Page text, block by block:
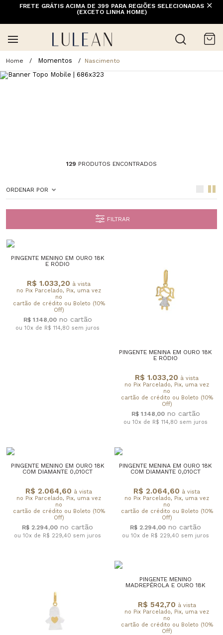
FRETE GRÁTIS ACIMA DE 399 PARA REGIÕES SELECIONADAS
(EXCETO LINHA HOME)
Momentos Nascimento
129 PRODUTOS ENCONTRADOS
ORDENAR POR
FILTRAR
PINGENTE MENINO EM OURO 18K
E RÓDIO
R$ 1.033,20 à vista
no Pix Parcelado, Pix, uma vez
no
cartão de crédito ou Boleto (10%
Off)
R$ 1.148,00
ou 10x de R$ 114,80 sem juros
PINGENTE MENINA EM OURO 18K
E RÓDIO
R$ 1.033,20 à vista
no Pix Parcelado, Pix, uma vez
no
cartão de crédito ou Boleto (10%
Off)
R$ 1.148,00
ou 10x de R$ 114,80 sem juros
PINGENTE MENINO EM OURO 18K
COM DIAMANTE 0,010CT
R$ 2.064,60 à vista
no Pix Parcelado, Pix, uma vez
no
cartão de crédito ou Boleto (10%
Off)
R$ 2.294,00
ou 10x de R$ 229,40 sem juros
PINGENTE MENINA EM OURO 18K
COM DIAMANTE 0,010CT
R$ 2.064,60 à vista
no Pix Parcelado, Pix, uma vez
no
cartão de crédito ou Boleto (10%
Off)
R$ 2.294,00
ou 10x de R$ 229,40 sem juros
PINGENTE MENINO
MADREPÉROLA E OURO 18K
R$ 542,70 à vista
no Pix Parcelado, Pix, uma vez
no
cartão de crédito ou Boleto (10%
Off)